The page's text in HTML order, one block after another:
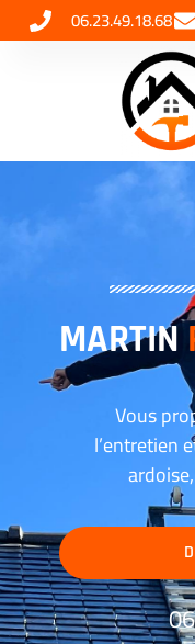
06.23.49.18.68
MARTIN
Vous
l’entretien